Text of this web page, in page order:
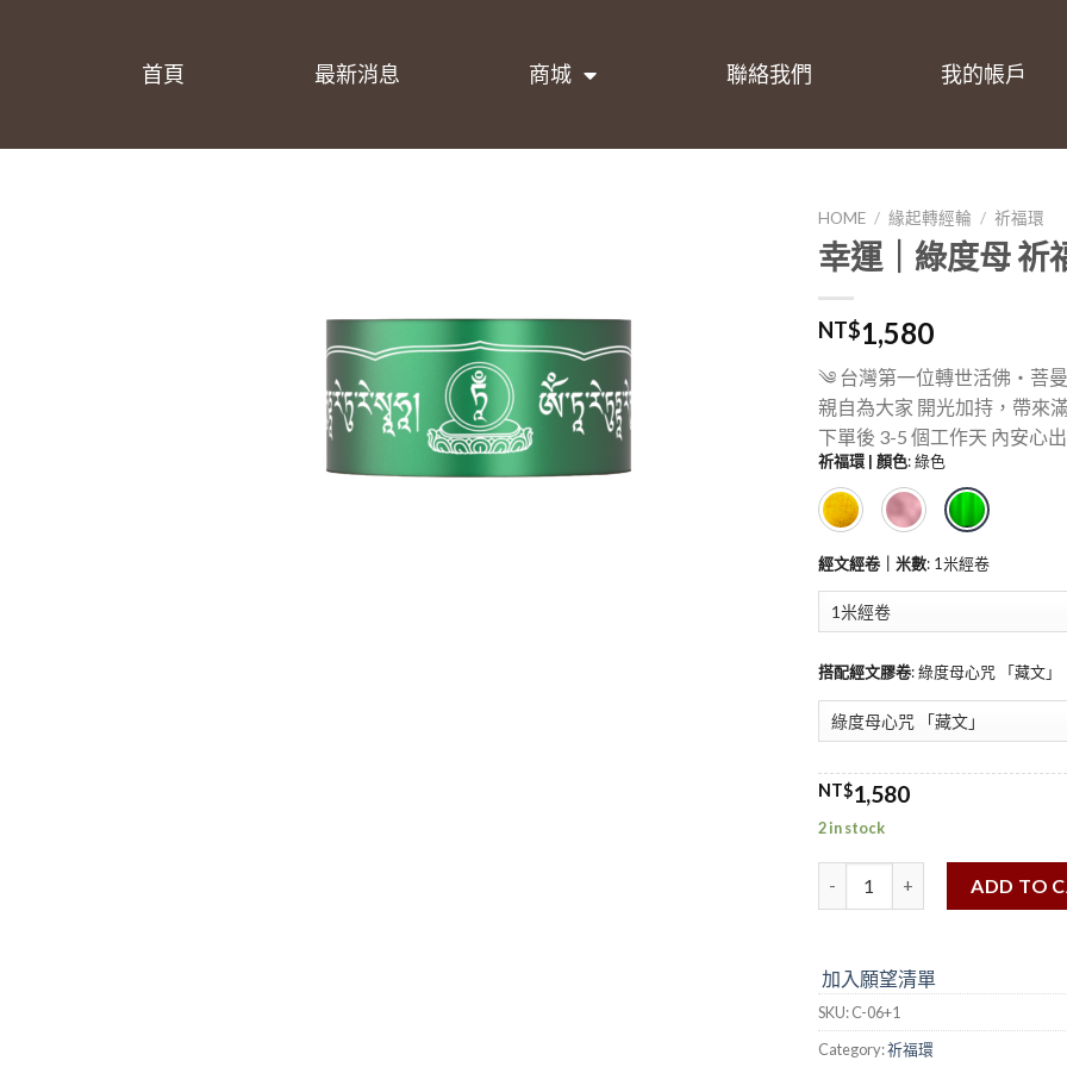
首頁 最新消息 商城 聯絡我們 我的帳戶
HOME / 緣起轉經輪 / 祈福環
幸運｜綠度母 祈
NT$1,580
༄ 台灣第一位轉世活佛・菩
親自為大家 開光加持，帶來
下單後 3-5 個工作天 內安心
祈福環 | 顏色:綠色
經文經卷｜米數: 1米經卷
搭配經文膠卷:綠度母心咒 「藏文」
NT$1,580
2 in stock
ADD TO
加入願望清單
SKU:C-06+1
Category:祈福環